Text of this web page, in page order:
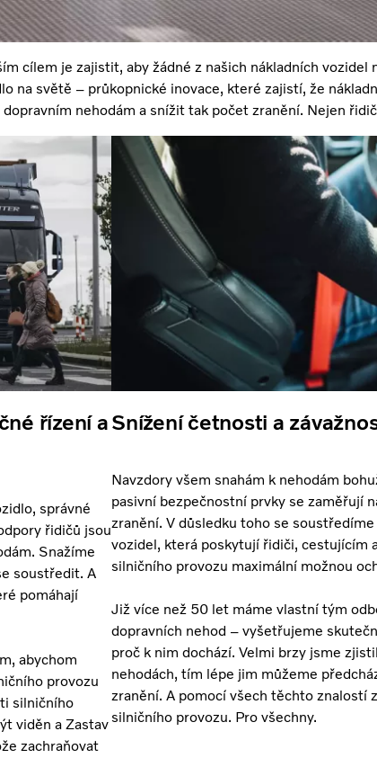
cílem je zajistit, aby žádné z našich nákladních vozidel
na světě – průkopnické inovace, které zajistí, že
nehodám a snížit tak počet zranění. Nejen
řízení a
správné
řidičů jsou
Snažíme
soustředit. A
pomáhají
abychom
provozu
silničního
viděn a Zastav
zachraňovat
Snížení četnosti a
Navzdory všem snahám k nehodám
pasivní bezpečnostní prvky se zaměřují
zranění. V důsledku toho se
vozidel, která poskytují řidiči, cestujícím
silničního provozu maximální možnou
Již více než 50 let máme vlastní tým
dopravních nehod – vyšetřujeme
proč k nim dochází. Velmi brzy jsme
nehodách, tím lépe jim můžeme
zranění. A pomocí všech těchto znalostí
silničního provozu. Pro všechny.